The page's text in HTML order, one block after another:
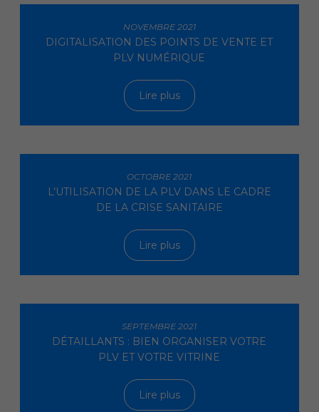
NOVEMBRE 2021
DIGITALISATION DES POINTS DE VENTE ET
PLV NUMÉRIQUE
Lire plus
OCTOBRE 2021
L’UTILISATION DE LA PLV DANS LE CADRE
DE LA CRISE SANITAIRE
Lire plus
SEPTEMBRE 2021
DÉTAILLANTS : BIEN ORGANISER VOTRE
PLV ET VOTRE VITRINE
Lire plus